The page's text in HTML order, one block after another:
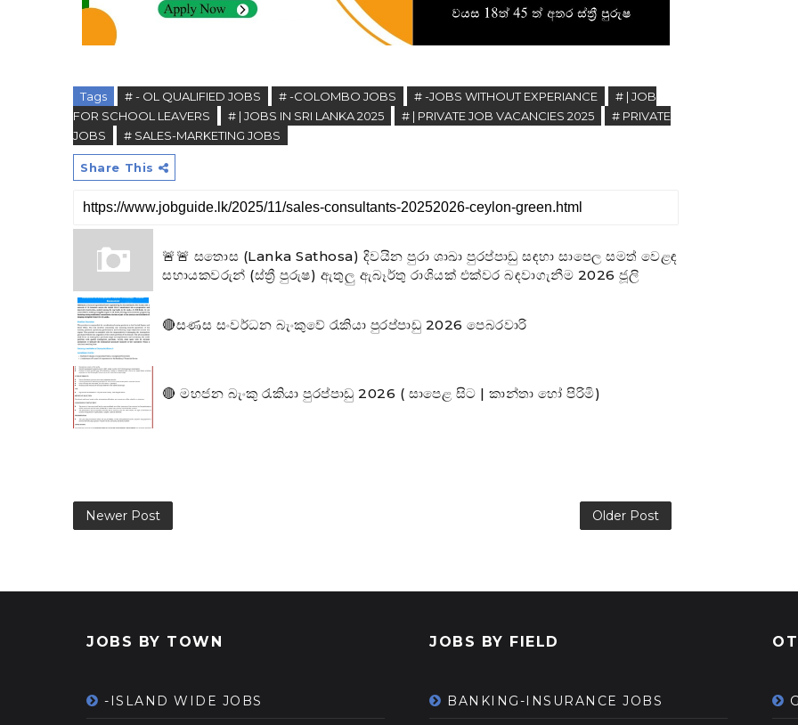
Tags # - OL QUALIFIED JOBS # -COLOMBO JOBS # -JOBS WITHOUT EXPERIANCE
# | JOB
FOR SCHOOL LEAVERS
# | JOBS IN SRI LANKA 2025 # | PRIVATE JOB VACANCIES 2025
# PRIVATE
JOBS
# SALES-MARKETING JOBS
Share This
🚨🚨 සතොස (Lanka Sathosa) දිවයින පුරා ශාඛා පුරප්පාඩු සඳහා සාපෙල සමත් වෙළඳ
සහායකවරුන් (ස්ත්‍රී පුරුෂ) ඇතුලු ඇබෑර්තු රාශියක් එක්වර බඳවාගැනීම 2026 ජූලි
🔴සණස සංවර්ධන බැංකුවේ රැකියා පුරප්පාඩු 2026 පෙබරවාරි
🔴 මහජන බැංකු රැකියා පුරප්පාඩු 2026 ( සාපෙළ සිට | කාන්තා හෝ පිරිමි)
Newer Post Older Post
JOBS BY TOWN
-ISLAND WIDE JOBS
JOBS BY FIELD
BANKING-INSURANCE JOBS